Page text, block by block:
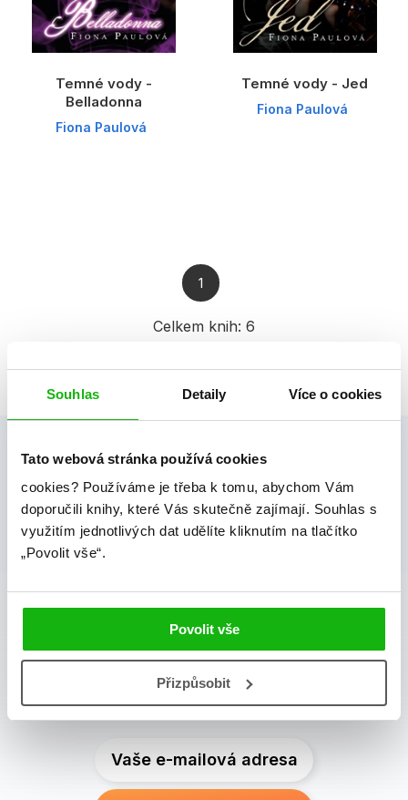
Souhlas Detaily Více o cookies
Tato webová stránka používá cookies
cookies? Používáme je třeba k tomu, abychom Vám
doporučili knihy, které Vás skutečně zajímají. Souhlas s
využitím jednotlivých dat udělíte kliknutím na tlačítko
„Povolit vše“.
Povolit vše
Přizpůsobit
Temné vody -
Belladonna
Fiona Paulová
Temné vody - Jed
Fiona Paulová
Celkem knih: 6
1
albatros media newsletter
Zajímá Vás, jaké novinky právě vychází a co se děje v
knižním světě? Přihlášením k odběru našich e-
mailových novineksouhlasíte se zpracováním
osobních údajů.
Vaše e-mailová adresa